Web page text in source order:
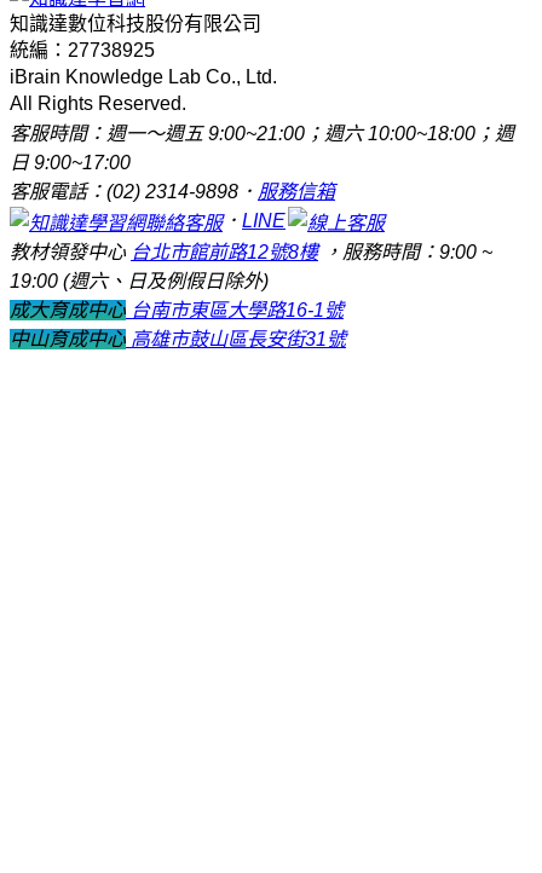
知識達數位科技股份有限公司
統編：27738925
iBrain Knowledge Lab Co., Ltd.
All Rights Reserved.
客服時間：週一～週五 9:00~21:00；週六 10:00~18:00；週
日 9:00~17:00
客服電話：(02) 2314-9898． 服務信箱
． LINE
教材領發中心 台北市館前路12號8樓，服務時間：9:00 ~
19:00 (週六、日及例假日除外)
成大育成中心 台南市東區大學路16-1號
中山育成中心 高雄市鼓山區長安街31號